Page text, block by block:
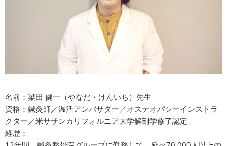
名前：梁田 健一（やなだ・けんいち）先生
資格：鍼灸師／温活アンバサダー／オステオパシーインストラ
クター／米サザンカリフォルニア大学解剖学修了認定
経歴：